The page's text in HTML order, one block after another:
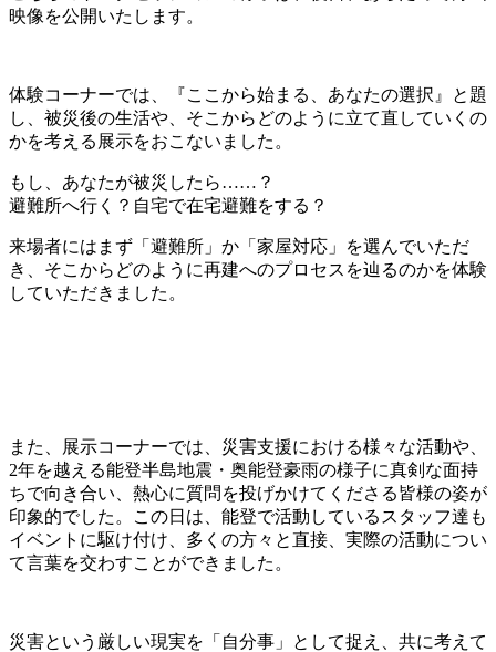
映像を公開いたします。
体験コーナーでは、『ここから始まる、あなたの選択』と題
し、被災後の生活や、そこからどのように立て直していくの
かを考える展示をおこないました。
もし、あなたが被災したら……？
避難所へ行く？自宅で在宅避難をする？
来場者にはまず「避難所」か「家屋対応」を選んでいただ
き、そこからどのように再建へのプロセスを辿るのかを体験
していただきました。
また、展示コーナーでは、災害支援における様々な活動や、
2年を越える能登半島地震・奥能登豪雨の様子に真剣な面持
ちで向き合い、熱心に質問を投げかけてくださる皆様の姿が
印象的でした。この日は、能登で活動しているスタッフ達も
イベントに駆け付け、多くの方々と直接、実際の活動につい
て言葉を交わすことができました。
災害という厳しい現実を「自分事」として捉え、共に考えて